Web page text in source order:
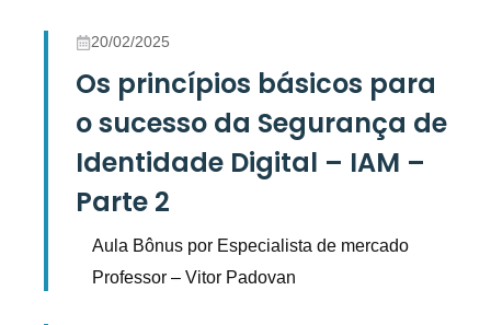
20/02/2025
Os princípios básicos para
o sucesso da Segurança de
Identidade Digital – IAM –
Parte 2
Aula Bônus por Especialista de mercado
Professor – Vitor Padovan